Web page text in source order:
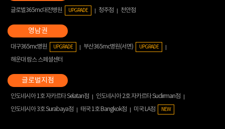
글로벌365mc대전병원 UPGRADE 청주점 천안점
대구365mc병원 UPGRADE 부산365mc병원(서면) UPGRADE
해운대 람스 스페셜센터
인도네시아 1호 자카르타 Selatan점
인도네시아 2호 자카르타 Sudirman점
인도네시아 3호 Surabaya점
태국 1호 Bangkok점 미국 LA점 NEW